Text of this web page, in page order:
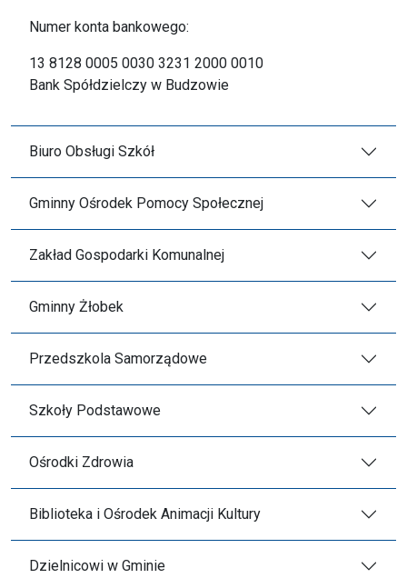
Numer konta bankowego:
13 8128 0005 0030 3231 2000 0010
Bank Spółdzielczy w Budzowie
Biuro Obsługi Szkół
Gminny Ośrodek Pomocy Społecznej
Zakład Gospodarki Komunalnej
Gminny Żłobek
Przedszkola Samorządowe
Szkoły Podstawowe
Ośrodki Zdrowia
Biblioteka i Ośrodek Animacji Kultury
Dzielnicowi w Gminie